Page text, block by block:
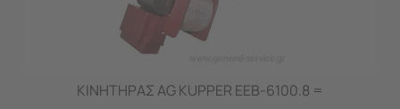
ΚΙΝΗΤΗΡΑΣ AG KUPPER EEB-6100.8 =